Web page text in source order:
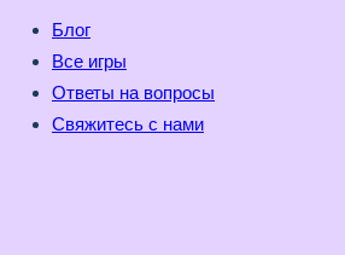
Блог
Все игры
Ответы на вопросы
Свяжитесь с нами